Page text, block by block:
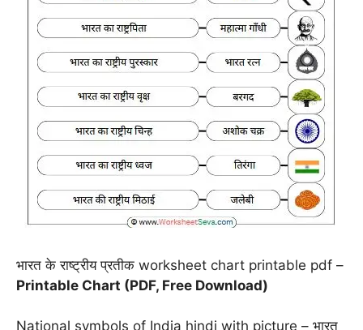
भारत के राष्ट्रीय प्रतीक worksheet chart printable pdf –
Printable Chart (PDF, Free Download)
National symbols of India hindi with picture – भारत